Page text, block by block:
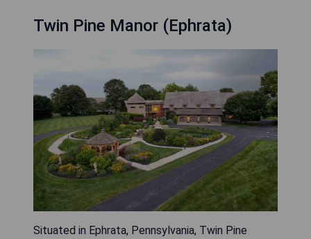
Twin Pine Manor (Ephrata)
Situated in Ephrata, Pennsylvania, Twin Pine